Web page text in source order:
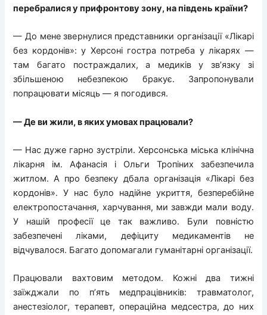
перебралися у прифронтову зону, на південь країни?
— До мене звернулися представники організації «Лікарі
без кордонів»: у Херсоні гостра потреба у лікарях —
там багато постраждалих, а медиків у зв’язку зі
збільшеною небезпекою бракує. Запропонували
попрацювати місяць — я погодився.
— Де ви жили, в яких умовах працювали?
— Нас дуже гарно зустріли. Херсонська міська клінічна
лікарня ім. Афанасія і Ольги Тропіних забезпечила
житлом. А про безпеку дбала організація «Лікарі без
кордонів». У нас було надійне укриття, безперебійне
електропостачання, харчування, ми завжди мали воду.
У нашій професії це так важливо. Були повністю
забезпечені ліками, дефіциту медикаментів не
відчувалося. Багато допомагали гуманітарні організації.
Працювали вахтовим методом. Кожні два тижні
заїжджали по п’ять медпрацівників: травматолог,
анестезіолог, терапевт, операційна медсестра, до них